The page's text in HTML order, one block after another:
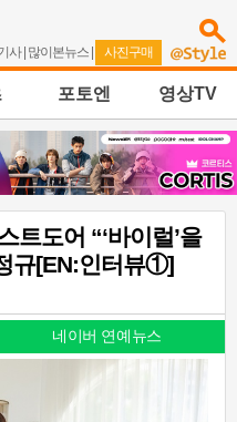
사| 많이본뉴스 | 사진구매
포토엔 영상TV
트도어 “‘바이럴’을
규[EN:인터뷰①]
네이버 연예뉴스